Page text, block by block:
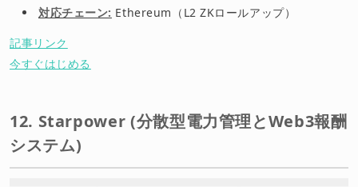
対応チェーン: Ethereum（L2 ZKロールアップ）
記事リンク
今すぐはじめる
12. Starpower (分散型電力管理とWeb3報酬
システム)